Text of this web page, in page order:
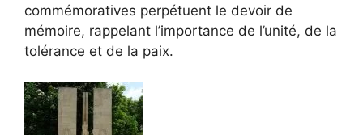
commémoratives perpétuent le devoir de
mémoire, rappelant l’importance de l’unité, de la
tolérance et de la paix.